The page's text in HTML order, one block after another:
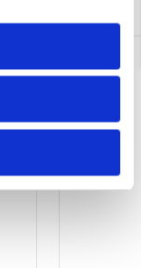
Toevoegen